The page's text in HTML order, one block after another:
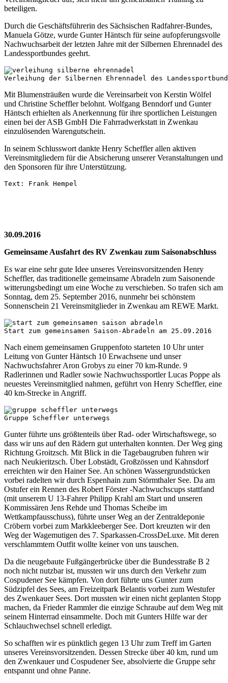
beteiligen.
Durch die Geschäftsführerin des Sächsischen Radfahrer-Bundes,
Manuela Götze, wurde Gunter Häntsch für seine aufopferungsvolle
Nachwuchsarbeit der letzten Jahre mit der Silbernen Ehrennadel des
Landessportbundes geehrt.
Verleihung der Silbernen Ehrennadel des
Mit Blumensträußen wurde die Vereinsarbeit von Kerstin Wölfel
und Christine Scheffler belohnt. Wolfgang Benndorf und Gunter
Häntsch erhielten als Anerkennung für ihre sportlichen Leistungen
einen bei der ASB GmbH Die Fahrradwerkstatt in Zwenkau
einzulösenden Warengutschein.
In seinem Schlusswort dankte Henry Scheffler allen aktiven
Vereinsmitgliedern für die Absicherung unserer Veranstaltungen und
den Sponsoren für ihre Unterstützung.
Text: Frank Hempel
30.09.2016
Gemeinsame Ausfahrt des RV Zwenkau zum Saisonabschluss
Es war eine sehr gute Idee unseres Vereinsvorsitzenden Henry
Scheffler, das traditionelle gemeinsame Abradeln zum Saisonende
witterungsbedingt um eine Woche zu verschieben. So trafen sich am
Sonntag, dem 25. September 2016, nunmehr bei schönstem
Sonnenschein 21 Vereinsmitglieder in Zwenkau am REWE Markt.
Start zum gemeinsamen Saison-Abradeln am 25.09.2016
Nach einem gemeinsamen Gruppenfoto starteten 10 Uhr unter
Leitung von Gunter Häntsch 10 Erwachsene und unser
Nachwuchsfahrer Aron Grobys zu einer 70 km-Runde. 9
Radlerinnen und Radler sowie Nachwuchssportler Lucas Poppe als
neuestes Vereinsmitglied nahmen, geführt von Henry Scheffler, eine
40 km-Strecke in Angriff.
Gruppe Scheffler unterwegs
Gunter führte uns größtenteils über Rad- oder Wirtschaftswege, so
dass wir uns auf den Rädern gut unterhalten konnten. Der Weg ging
Richtung Groitzsch. Mit Blick in die Tagebaugruben fuhren wir
nach Neukieritzsch. Über Lobstädt, Großzössen und Kahnsdorf
erreichten wir den Hainer See. An schönen Wassergrundstücken
vorbei radelten wir durch Espenhain zum Störmthaler See. Da am
Ostufer ein Rennen des Robert Förster -Nachwuchscups stattfand
(mit unserem U 13-Fahrer Philipp Krahl am Start und unseren
Kommissären Jens Rehde und Thomas Scheibe im
Wettkampfausschuss), führte unser Weg an der Zentraldeponie
Cröbern vorbei zum Markkleeberger See. Dort kreuzten wir den
Weg der Wagemutigen des 7. Sparkassen-CrossDeLuxe. Mit deren
verschlammtem Outfit wollte keiner von uns tauschen.
Da die neugebaute Fußgängerbrücke über die Bundesstraße B 2
noch nicht nutzbar ist, mussten wir uns durch den Verkehr zum
Cospudener See kämpfen. Von dort führte uns Gunter zum
Südzipfel des Sees, am Freizeitpark Belantis vorbei zum Westufer
des Zwenkauer Sees. Dort mussten wir einen nicht geplanten Stopp
machen, da Frieder Rammler die einzige Schraube auf dem Weg mit
seinem Hinterrad einsammelte. Doch mit Gunters Hilfe war der
Schlauchwechsel schnell erledigt.
So schafften wir es pünktlich gegen 13 Uhr zum Treff im Garten
unseres Vereinsvorsitzenden. Dessen Strecke über 40 km, rund um
den Zwenkauer und Cospudener See, absolvierte die Gruppe sehr
entspannt und ohne Panne.